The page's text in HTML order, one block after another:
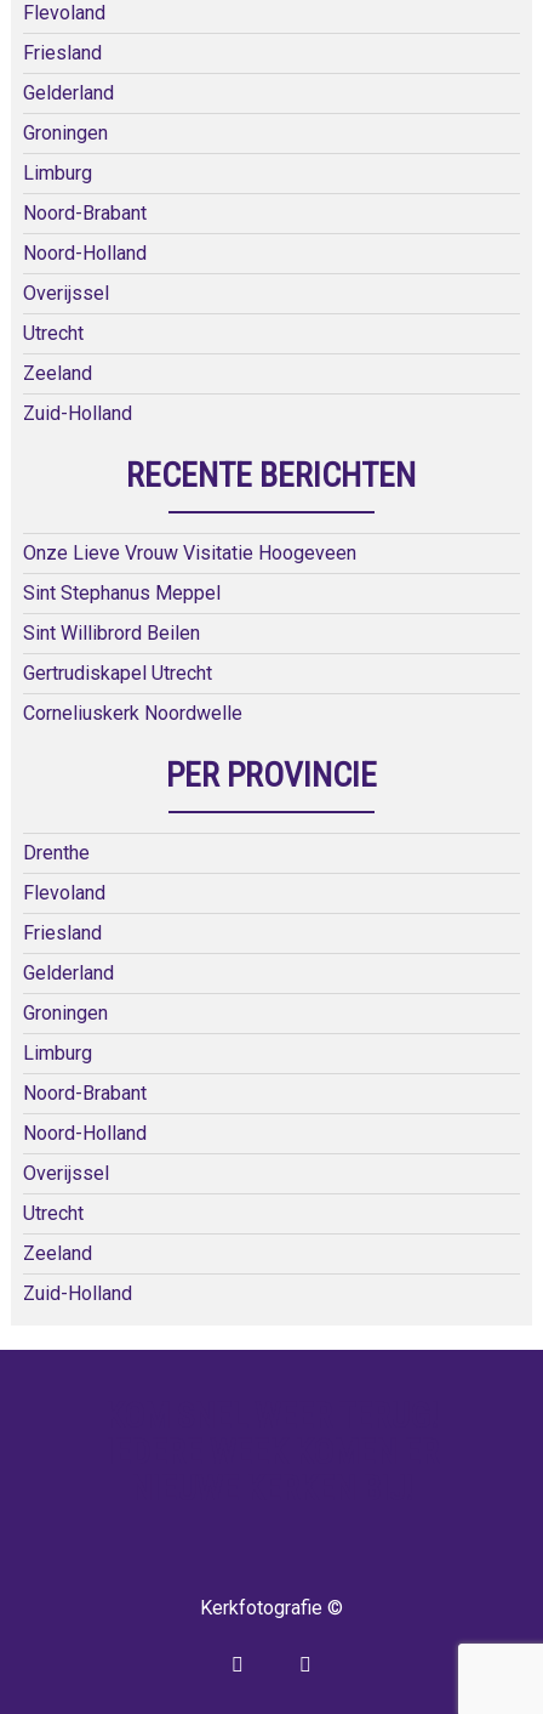
Flevoland
Friesland
Gelderland
Groningen
Limburg
Noord-Brabant
Noord-Holland
Overijssel
Utrecht
Zeeland
Zuid-Holland
RECENTE BERICHTEN
Onze Lieve Vrouw Visitatie Hoogeveen
Sint Stephanus Meppel
Sint Willibrord Beilen
Gertrudiskapel Utrecht
Corneliuskerk Noordwelle
PER PROVINCIE
Drenthe
Flevoland
Friesland
Gelderland
Groningen
Limburg
Noord-Brabant
Noord-Holland
Overijssel
Utrecht
Zeeland
Zuid-Holland
Kerkfotografie ©